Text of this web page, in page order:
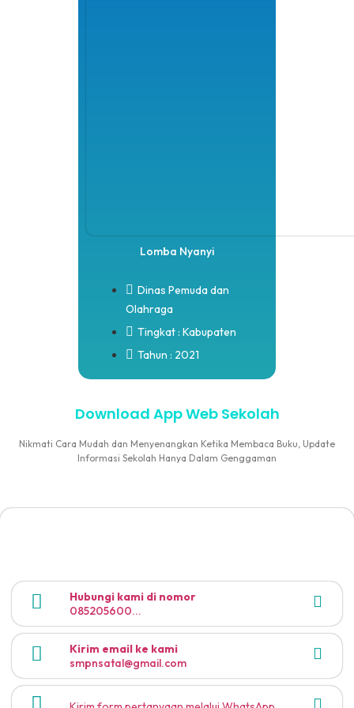
Lomba Nyanyi
Dinas Pemuda dan
Olahraga
Tingkat : Kabupaten
Tahun : 2021
Download App Web Sekolah
Nikmati Cara Mudah dan Menyenangkan Ketika Membaca Buku, Update
Informasi Sekolah Hanya Dalam Genggaman
Hubungi kami di nomor
085205600...
Kirim email ke kami
smpnsatal@gmail.com